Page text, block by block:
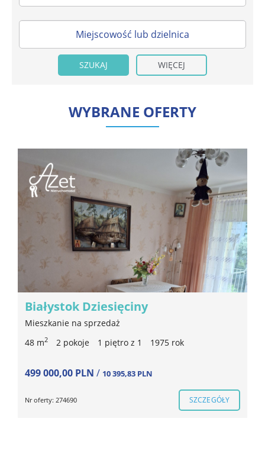
WIĘCEJ
WYBRANE OFERTY
Białystok Dziesięciny
Mieszkanie na sprzedaż
48 m2 2 pokoje 1 piętro z 1 1975 rok
499 000,00 PLN / 10 395,83 PLN
Nr oferty: 274690 SZCZEGÓŁY